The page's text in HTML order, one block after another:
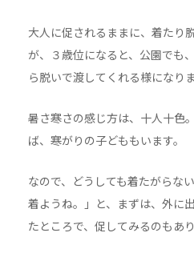
大人に促されるままに、着たり
が、３歳位になると、公園でも
ら脱いで渡してくれる様になりま
暑さ寒さの感じ方は、十人十色
ば、寒がりの子どももいます。
なので、どうしても着たがらな
着ようね。」と、まずは、外に
たところで、促してみるのもあ